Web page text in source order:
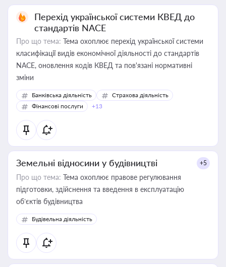
Перехід української системи КВЕД до
стандартів NACE
Про що тема: Тема охоплює перехід української системи
класифікації видів економічної діяльності до стандартів
NACE, оновлення кодів КВЕД та пов'язані нормативні
зміни
Банківська діяльність
Страхова діяльність
Фінансові послуги
+13
Земельні відносини у будівництві +5
Про що тема: Тема охоплює правове регулювання
підготовки, здійснення та введення в експлуатацію
об’єктів будівництва
Будівельна діяльність